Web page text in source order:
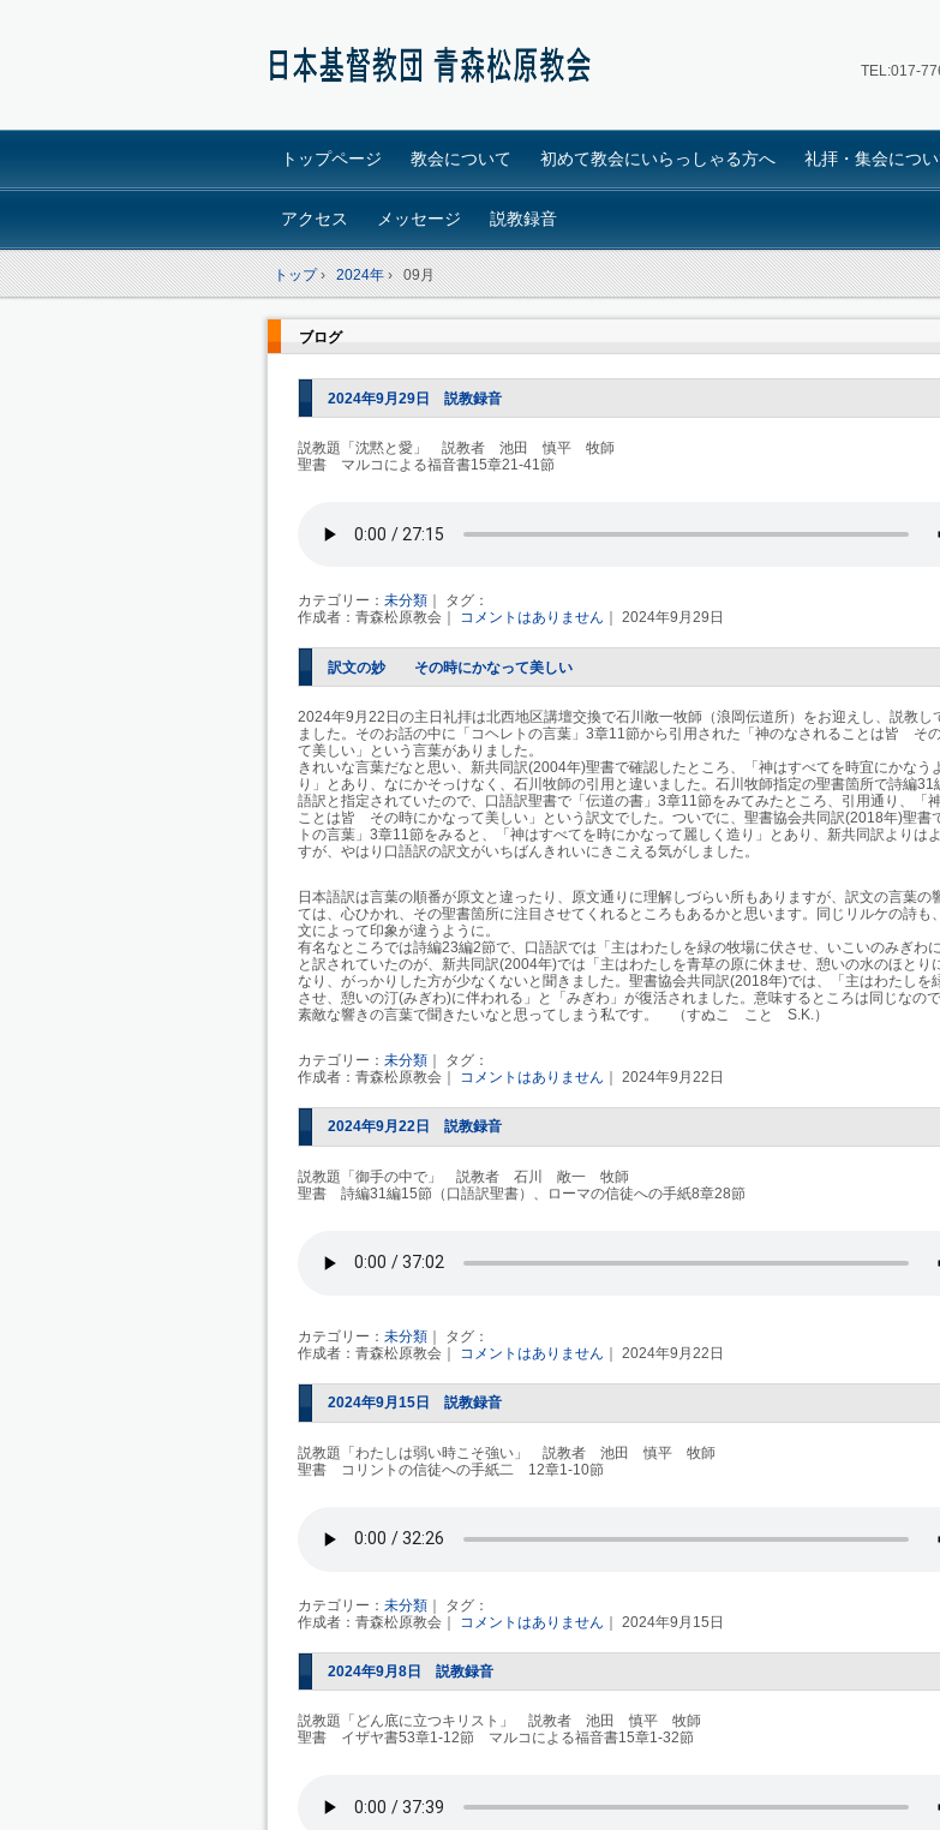
TEL:017-
トップページ 教会について 初めて教会にいらっしゃる方へ 礼拝・集会につ
アクセス メッセージ 説教録音
トップ› 2024年› 09月
ブログ
2024年9月29日 説教録音
説教題「沈黙と愛」 説教者 池田 慎平 牧師
聖書 マルコによる福音書15章21-41節
カテゴリー： 未分類 ｜ タグ：
作成者：青森松原教会｜ コメントはありません ｜ 2024年9月29日
訳文の妙 その時にかなって美しい
2024年9月22日の主日礼拝は北西地区講壇交換で石川敞一牧師（浪岡伝道所）をお迎えし、説教し
ました。そのお話の中に「コヘレトの言葉」 3章11節から引用された 「神のなされることは皆 そ
て美しい」という 言葉がありました。
きれいな言葉だなと思い、 新共同訳(2004年)聖書で確認したところ、「神はすべてを時宜にかなう
り」とあり、なにかそっけなく、石川牧師の引用と違いました。石川牧師指定の聖書箇所で詩編31
語訳と指定されていたので、 口語訳聖書で「伝道の書」3章11節をみてみたところ、引用通り、「
ことは皆 その時にかなって美しい」という訳文でした。ついでに、 聖書協会共同訳(2018年)聖書
トの言葉」 3章11節をみると、「神はすべてを時にかなって麗しく造り」とあり、新共同訳よりは
すが、やはり口語訳の訳文がいちばんきれいにきこえる気がしました。
日本語訳は言葉の順番が原文と違ったり、原文通りに理解しづらい所もありますが、訳文の言葉の
ては、心ひかれ、その聖書箇所に注目させてくれるところもあるかと思います。同じリルケの詩も
文によって印象が違うように。
有名なところでは詩編23編2節で、口語訳では「主はわたしを緑の牧場に伏させ、いこいのみぎわに
と訳されていたのが、新共同訳(2004年)では「主はわたしを青草の原に休ませ、憩いの水のほとり
なり、がっかりした方が少なくないと聞きました。聖書協会共同訳(2018年)では、「主はわたしを
させ、憩いの汀(みぎわ)に伴われる」と「みぎわ」が復活されました。意味するところは同じなので
素敵な響きの言葉で聞きたいなと思ってしまう私です。 （すぬこ こと S.K.）
カテゴリー： 未分類 ｜ タグ：
作成者：青森松原教会｜ コメントはありません ｜ 2024年9月22日
2024年9月22日 説教録音
説教題「御手の中で」 説教者 石川 敞一 牧師
聖書 詩編31編15節（口語訳聖書）、ローマの信徒への手紙8章28節
カテゴリー： 未分類 ｜ タグ：
作成者：青森松原教会｜
コメントはありません ｜ 2024年9月22日
2024年9月15日 説教録音
説教題「わたしは弱い時こそ強い」 説教者 池田 慎平 牧師
聖書 コリントの信徒への手紙二 12章1-10節
カテゴリー： 未分類 ｜ タグ：
作成者：青森松原教会｜
コメントはありません ｜ 2024年9月15日
2024年9月8日 説教録音
説教題「どん底に立つキリスト」 説教者 池田 慎平 牧師
聖書 イザヤ書53章1-12節 マルコによる福音書15章1-32節